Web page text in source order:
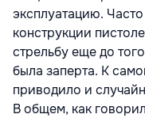
эксплуатацию.
конструкции
стрельбу еще до
была заперта. К
приводило и
В общем, как